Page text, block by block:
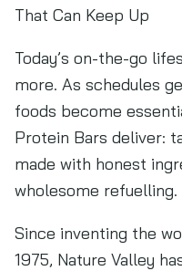
That Can Keep Up
Today’s on-the-go
more. As schedules
foods become
Protein Bars deliver:
made with honest
wholesome refuelling.
Since inventing the
1975, Nature Valley